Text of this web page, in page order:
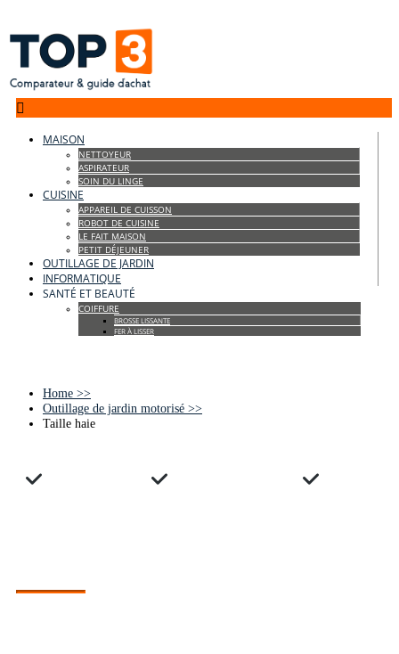

MAISON
NETTOYEUR
ASPIRATEUR
SOIN DU LINGE
CUISINE
APPAREIL DE CUISSON
ROBOT DE CUISINE
LE FAIT MAISON
PETIT DÉJEUNER
OUTILLAGE DE JARDIN
INFORMATIQUE
SANTÉ ET BEAUTÉ
COIFFURE
BROSSE LISSANTE
FER À LISSER
Home >>
Outillage de jardin motorisé >>
Taille haie